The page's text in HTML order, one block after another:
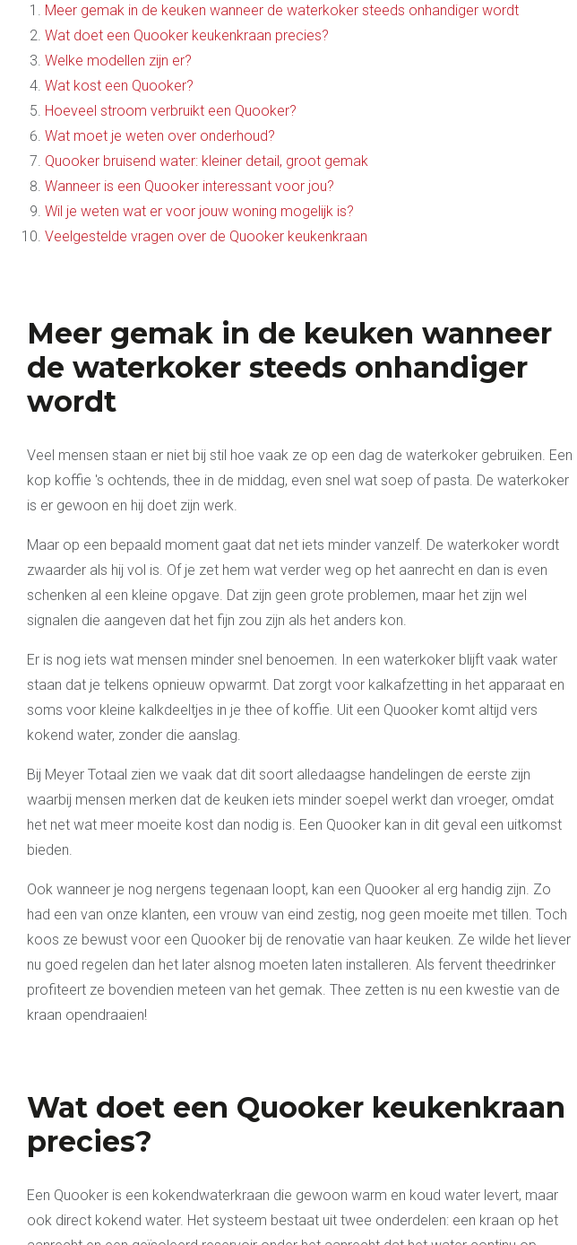
Meer gemak in de keuken wanneer de waterkoker steeds onhandiger wordt
Wat doet een Quooker keukenkraan precies?
Welke modellen zijn er?
Wat kost een Quooker?
Hoeveel stroom verbruikt een Quooker?
Wat moet je weten over onderhoud?
Quooker bruisend water: kleiner detail, groot gemak
Wanneer is een Quooker interessant voor jou?
Wil je weten wat er voor jouw woning mogelijk is?
Veelgestelde vragen over de Quooker keukenkraan
Meer gemak in de keuken wanneer
de waterkoker steeds onhandiger
wordt
Veel mensen staan er niet bij stil hoe vaak ze op een dag de waterkoker gebruiken. Een
kop koffie 's ochtends, thee in de middag, even snel wat soep of pasta. De waterkoker
is er gewoon en hij doet zijn werk.
Maar op een bepaald moment gaat dat net iets minder vanzelf. De waterkoker wordt
zwaarder als hij vol is. Of je zet hem wat verder weg op het aanrecht en dan is even
schenken al een kleine opgave. Dat zijn geen grote problemen, maar het zijn wel
signalen die aangeven dat het fijn zou zijn als het anders kon.
Er is nog iets wat mensen minder snel benoemen. In een waterkoker blijft vaak water
staan dat je telkens opnieuw opwarmt. Dat zorgt voor kalkafzetting in het apparaat en
soms voor kleine kalkdeeltjes in je thee of koffie. Uit een Quooker komt altijd vers
kokend water, zonder die aanslag.
Bij Meyer Totaal zien we vaak dat dit soort alledaagse handelingen de eerste zijn
waarbij mensen merken dat de keuken iets minder soepel werkt dan vroeger, omdat
het net wat meer moeite kost dan nodig is. Een Quooker kan in dit geval een uitkomst
bieden.
Ook wanneer je nog nergens tegenaan loopt, kan een Quooker al erg handig zijn. Zo
had een van onze klanten, een vrouw van eind zestig, nog geen moeite met tillen. Toch
koos ze bewust voor een Quooker bij de renovatie van haar keuken. Ze wilde het liever
nu goed regelen dan het later alsnog moeten laten installeren. Als fervent theedrinker
profiteert ze bovendien meteen van het gemak. Thee zetten is nu een kwestie van de
kraan opendraaien!
Wat doet een Quooker keukenkraan
precies?
Een Quooker is een kokendwaterkraan die gewoon warm en koud water levert, maar
ook direct kokend water. Het systeem bestaat uit twee onderdelen: een kraan op het